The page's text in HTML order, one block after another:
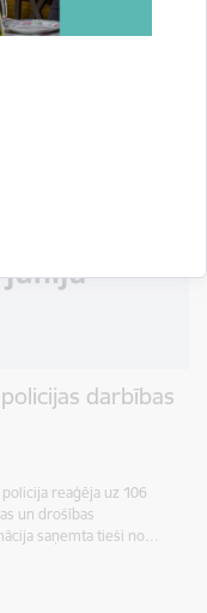
darbības
reaģēja uz 106
un drošības
saņemta tieši no…